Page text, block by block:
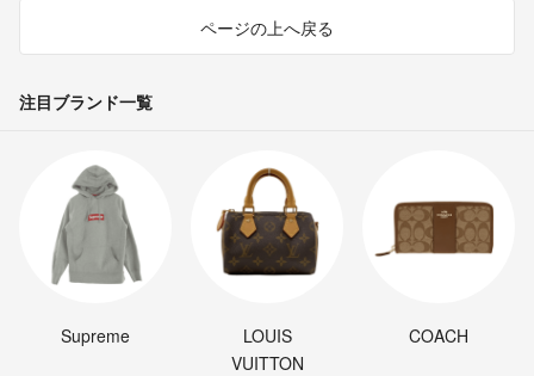
ページの上へ戻る
注目ブランド一覧
Supreme
LOUIS
VUITTON
COACH